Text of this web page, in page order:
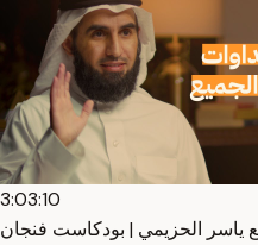
3:03:10
ياسر الحزيمي | بودكاست فنجان —